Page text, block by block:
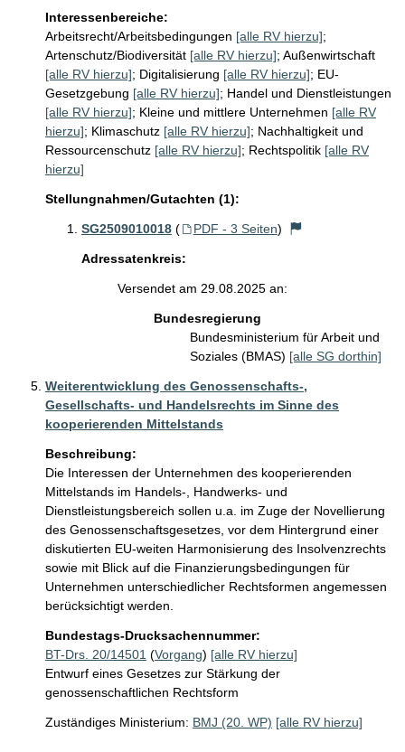
Interessenbereiche:
Arbeitsrecht/Arbeitsbedingungen [alle RV hierzu];
Artenschutz/Biodiversität [alle RV hierzu]; Außenwirtschaft
[alle RV hierzu]; Digitalisierung [alle RV hierzu]; EU-
Gesetzgebung [alle RV hierzu]; Handel und Dienstleistungen
[alle RV hierzu]; Kleine und mittlere Unternehmen [alle RV
hierzu]; Klimaschutz [alle RV hierzu]; Nachhaltigkeit und
Ressourcenschutz [alle RV hierzu]; Rechtspolitik [alle RV
hierzu]
Stellungnahmen/Gutachten (1):
SG2509010018 ( PDF - 3 Seiten)
Adressatenkreis:
Versendet am 29.08.2025 an:
Bundesregierung
Bundesministerium für Arbeit und
Soziales (BMAS) [alle SG dorthin]
Weiterentwicklung des Genossenschafts-,
Gesellschafts- und Handelsrechts im Sinne des
kooperierenden Mittelstands
Beschreibung:
Die Interessen der Unternehmen des kooperierenden
Mittelstands im Handels-, Handwerks- und
Dienstleistungsbereich sollen u.a. im Zuge der Novellierung
des Genossenschaftsgesetzes, vor dem Hintergrund einer
diskutierten EU-weiten Harmonisierung des Insolvenzrechts
sowie mit Blick auf die Finanzierungsbedingungen für
Unternehmen unterschiedlicher Rechtsformen angemessen
berücksichtigt werden.
Bundestags-Drucksachennummer:
BT-Drs. 20/14501 (Vorgang) [alle RV hierzu]
Entwurf eines Gesetzes zur Stärkung der
genossenschaftlichen Rechtsform
Zuständiges Ministerium: BMJ (20. WP) [alle RV hierzu]